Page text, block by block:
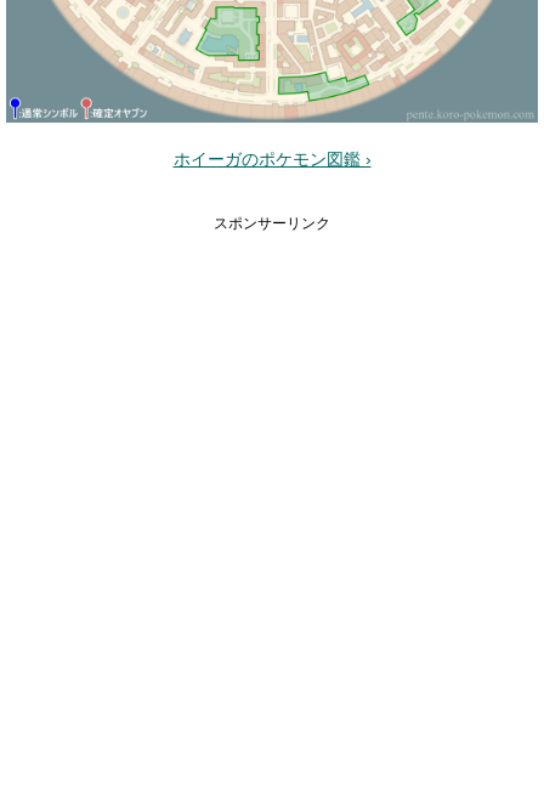
ホイーガのポケモン図鑑 ›
スポンサーリンク